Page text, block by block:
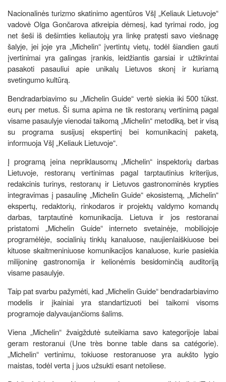
Nacionalinės turizmo skatinimo agentūros VšĮ „Keliauk Lietuvoje“
vadovė Olga Gončarova atkreipia dėmesį, kad tyrimai rodo, jog
net šeši iš dešimties keliautojų yra linkę pratęsti savo viešnagę
šalyje, jei joje yra „Michelin“ įvertintų vietų, todėl šiandien gauti
įvertinimai yra galingas įrankis, leidžiantis garsiai ir užtikrintai
pasakoti pasauliui apie unikalų Lietuvos skonį ir kuriamą
svetingumo kultūrą.
Bendradarbiavimo su „Michelin Guide“ vertė siekia iki 500 tūkst.
eurų per metus. Ši suma apima ne tik restoranų vertinimą pagal
visame pasaulyje vienodai taikomą „Michelin“ metodiką, bet ir visą
su programa susijusį ekspertinį bei komunikacinį paketą,
informuoja VšĮ „Keliauk Lietuvoje“.
Į programą įeina nepriklausomų „Michelin“ inspektorių darbas
Lietuvoje, restoranų vertinimas pagal tarptautinius kriterijus,
redakcinis turinys, restoranų ir Lietuvos gastronominės krypties
integravimas į pasaulinę „Michelin Guide“ ekosistemą, „Michelin“
ekspertų, redaktorių, rinkodaros ir projektų valdymo komandų
darbas, tarptautinė komunikacija. Lietuva ir jos restoranai
pristatomi „Michelin Guide“ interneto svetainėje, mobiliojoje
programėlėje, socialinių tinklų kanaluose, naujienlaiškiuose bei
kituose skaitmeniniuose komunikacijos kanaluose, kurie pasiekia
milijoninę gastronomija ir kelionėmis besidominčią auditoriją
visame pasaulyje.
Taip pat svarbu pažymėti, kad „Michelin Guide“ bendradarbiavimo
modelis ir įkainiai yra standartizuoti bei taikomi visoms
programoje dalyvaujančioms šalims.
Viena „Michelin“ žvaigždutė suteikiama savo kategorijoje labai
geram restoranui (Une très bonne table dans sa catégorie).
„Michelin“ vertinimu, tokiuose restoranuose yra aukšto lygio
maistas, todėl verta į juos užsukti esant netoliese.